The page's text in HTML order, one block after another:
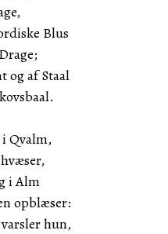
Blus
og af Staal
Qvalm,
i Alm
opblæser:
hun,